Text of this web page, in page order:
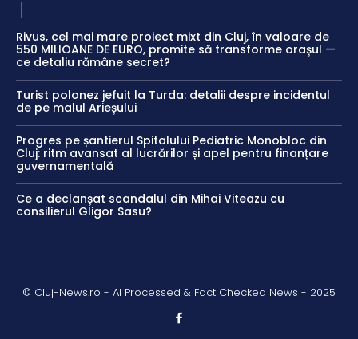
Rivus, cel mai mare proiect mixt din Cluj, în valoare de
550 MILIOANE DE EURO, promite să transforme orașul —
ce detaliu rămâne secret?
Turist polonez jefuit la Turda: detalii despre incidentul
de pe malul Arieșului
Progres pe șantierul Spitalului Pediatric Monobloc din
Cluj: ritm avansat al lucrărilor și apel pentru finanțare
guvernamentală
Ce a declanșat scandalul din Mihai Viteazu cu
consilierul Gligor Sasu?
© Cluj-News.ro - AI Processed & Fact Checked News - 2025